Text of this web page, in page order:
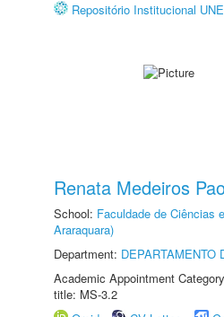
Repositório Institucional
Renata Medeiros
School: Faculdade de Ciências
Araraquara)
Department: DEPARTAMENTO
Academic Appointment
title: MS-3.2